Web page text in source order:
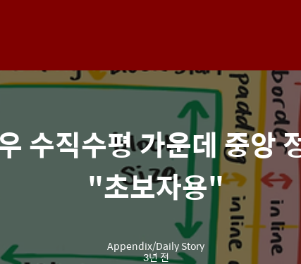
수직수평 가운데 중앙
"초보자용"
Appendix/Daily Story
3년 전